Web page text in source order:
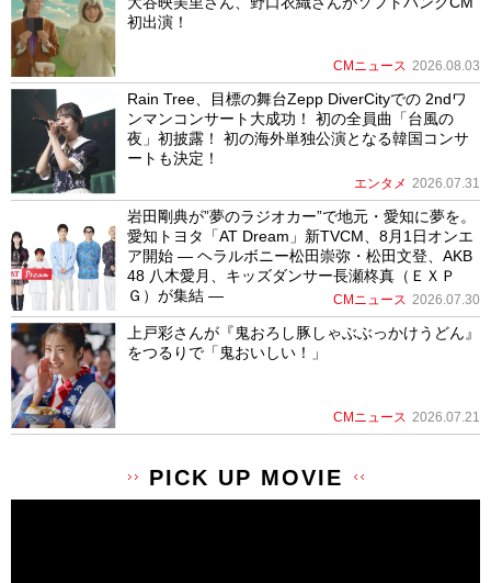
初出演！
CMニュース 2026.08.03
Rain Tree、目標の舞台Zepp DiverCityでの 2ndワ
ンマンコンサート大成功！ 初の全員曲「台風の
夜」初披露！ 初の海外単独公演となる韓国コンサ
ートも決定！
エンタメ 2026.07.31
岩田剛典が”夢のラジオカー”で地元・愛知に夢を。
愛知トヨタ「AT Dream」新TVCM、8月1日オンエ
ア開始 ― ヘラルボニー松田崇弥・松田文登、AKB
48 八木愛月、キッズダンサー長瀬柊真（ＥＸＰ
Ｇ）が集結 ―
CMニュース 2026.07.30
上戸彩さんが『鬼おろし豚しゃぶぶっかけうどん』
をつるりで「鬼おいしい！」
CMニュース 2026.07.21
PICK UP MOVIE